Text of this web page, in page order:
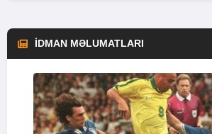
İDMAN MƏLUMATLARI